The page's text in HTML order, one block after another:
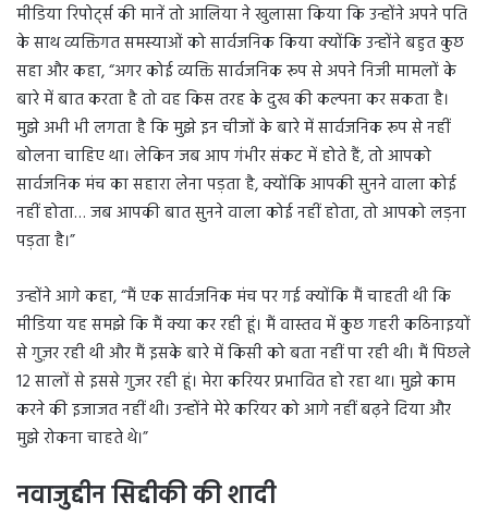
मीडिया रिपोर्ट्स की मानें तो आलिया ने खुलासा किया कि उन्होंने अपने पति
के साथ व्यक्तिगत समस्याओं को सार्वजनिक किया क्योंकि उन्होंने बहुत कुछ
सहा और कहा, “अगर कोई व्यक्ति सार्वजनिक रूप से अपने निजी मामलों के
बारे में बात करता है तो वह किस तरह के दुख की कल्पना कर सकता है।
मुझे अभी भी लगता है कि मुझे इन चीजों के बारे में सार्वजनिक रूप से नहीं
बोलना चाहिए था। लेकिन जब आप गंभीर संकट में होते हैं, तो आपको
सार्वजनिक मंच का सहारा लेना पड़ता है, क्योंकि आपकी सुनने वाला कोई
नहीं होता… जब आपकी बात सुनने वाला कोई नहीं होता, तो आपको लड़ना
पड़ता है।”
उन्होंने आगे कहा, “मैं एक सार्वजनिक मंच पर गई क्योंकि मैं चाहती थी कि
मीडिया यह समझे कि मैं क्या कर रही हूं। मैं वास्तव में कुछ गहरी कठिनाइयों
से गुज़र रही थी और मैं इसके बारे में किसी को बता नहीं पा रही थी। मैं पिछले
12 सालों से इससे गुजर रही हूं। मेरा करियर प्रभावित हो रहा था। मुझे काम
करने की इजाजत नहीं थी। उन्होंने मेरे करियर को आगे नहीं बढ़ने दिया और
मुझे रोकना चाहते थे।”
नवाजुद्दीन सिद्दीकी की शादी